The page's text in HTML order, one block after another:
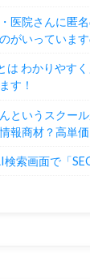
医院さんに匿
がいっています
は わかりやす
す！
というスクー
報商材？高単
索画面で「